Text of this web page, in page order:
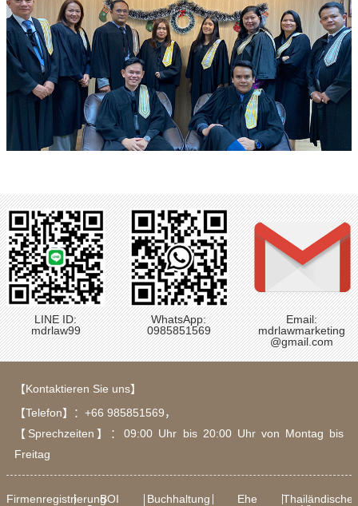
LINE ID:
mdrlaw99
WhatsApp:
0985851569
Email:
mdrlawmarketing
@gmail.com
【Kontaktieren Sie uns】
【Telefon】： +66 985851569，
【Sprechzeiten】：09:00 Uhr bis 20:00 Uhr von Montag bis
Freitag
FirmenregistrierungBOI
Buchhaltung Ehe
Thailändisches